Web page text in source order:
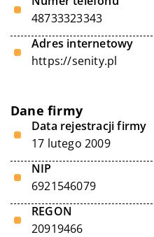
48733323343
Adres internetowy
https://senity.pl
Dane firmy
Data rejestracji firmy
17 lutego 2009
NIP
6921546079
REGON
20919466